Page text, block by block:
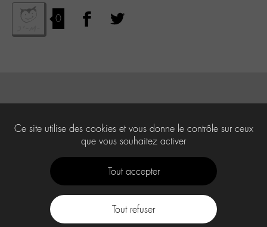
0
Ce site utilise des cookies et vous donne le contrôle sur ceux
que vous souhaitez activer
Tout accepter
Tout refuser